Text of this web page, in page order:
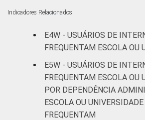
ETÁRIA
anos
anos
De 35 a 44
anos
Indicadores Relacionados
E4W - USUÁRIOS DE
FREQUENTAM ESCOLA OU
E5W - USUÁRIOS DE
FREQUENTAM ESCOLA OU
POR DEPENDÊNCIA
ESCOLA OU UNIVERSIDADE
FREQUENTAM